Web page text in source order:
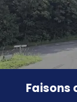
Faisons